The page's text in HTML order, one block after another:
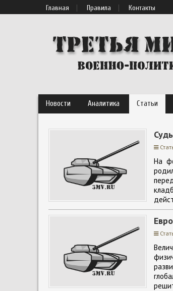
Главная Правила Контакты
Новости Аналитика Статьи
На